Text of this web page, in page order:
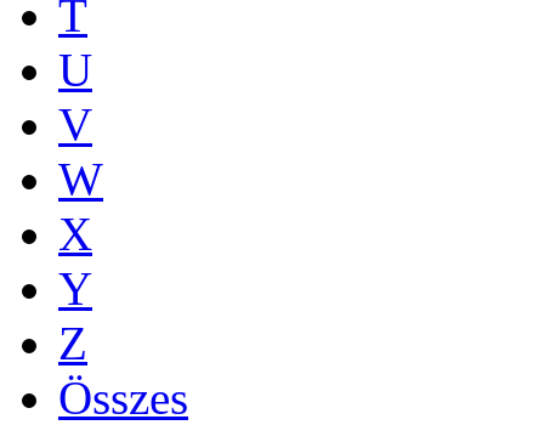
T
U
V
W
X
Y
Z
Összes